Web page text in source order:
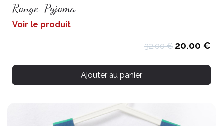
Range-Pyjama
Voir le produit
32.00 € 20.00 €
Ajouter au panier